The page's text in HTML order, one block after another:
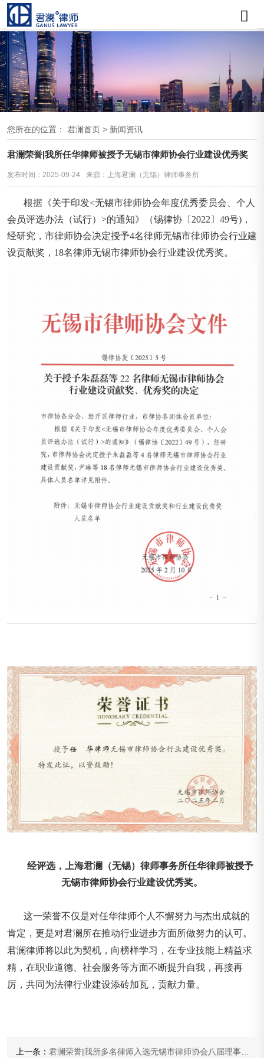
您所在的位置： 君澜首页 > 新闻资讯
君澜荣誉|我所任华律师被授予无锡市律师协会行业建设优秀奖
发布时间：2025-09-24 来源：上海君澜（无锡）律师事务所
根据《关于印发<无锡市律师协会年度优秀委员会、个人
会员评选办法（试行）>的通知》（锡律协〔2022〕49号)，
经研究，市律师协会决定授予4名律师无锡市律师协会行业建
设贡献奖，18名律师无锡市律师协会行业建设优秀奖。
经评选，上海君澜（无锡）律师事务所任华律师被授予
无锡市律师协会行业建设优秀奖。
这一荣誉不仅是对任华律师个人不懈努力与杰出成就的
肯定，更是对君澜所在推动行业进步方面所做努力的认可。
君澜律师将以此为契机，向榜样学习，在专业技能上精益求
精，在职业道德、社会服务等方面不断提升自我，再接再
厉，共同为法律行业建设添砖加瓦，贡献力量。
上一条： 君澜荣誉|我所多名律师入选无锡市律师协会八届理事会工作委员会、业务委员会